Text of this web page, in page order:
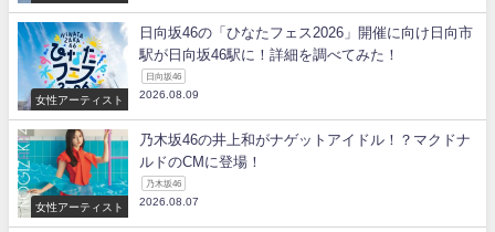
女性アーティスト
日向坂46の「ひなたフェス2026」開催に向け日向市
駅が日向坂46駅に！詳細を調べてみた！
日向坂46
2026.08.09
女性アーティスト
乃木坂46の井上和がナゲットアイドル！？マクドナ
ルドのCMに登場！
乃木坂46
2026.08.07